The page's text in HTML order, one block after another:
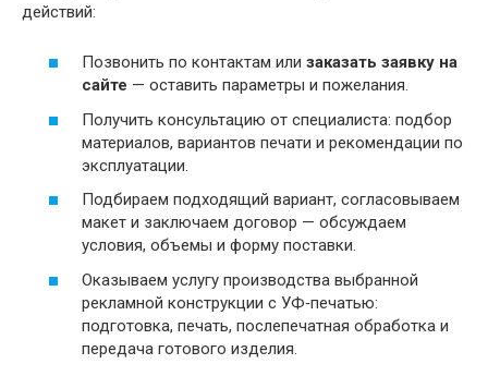
действий:
Позвонить по контактам или заказать заявку на
сайте — оставить параметры и пожелания.
Получить консультацию от специалиста: подбор
материалов, вариантов печати и рекомендации по
эксплуатации.
Подбираем подходящий вариант, согласовываем
макет и заключаем договор — обсуждаем
условия, объемы и форму поставки.
Оказываем услугу производства выбранной
рекламной конструкции с УФ‑печатью:
подготовка, печать, послепечатная обработка и
передача готового изделия.